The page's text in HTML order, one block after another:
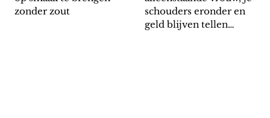
zonder zout
schouders eronder en
geld blijven tellen